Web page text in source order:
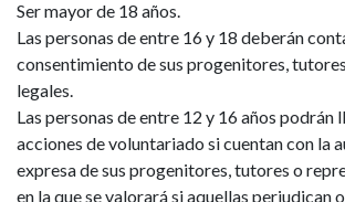
Ser mayor de 18 años.
Las personas de entre 16 y 18 deberán
consentimiento de sus progenitores,
legales.
Las personas de entre 12 y 16 años podrán
acciones de voluntariado si cuentan con la
expresa de sus progenitores, tutores o
en la que se valorará si aquellas perjudican